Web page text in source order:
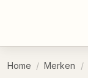
Home Merken